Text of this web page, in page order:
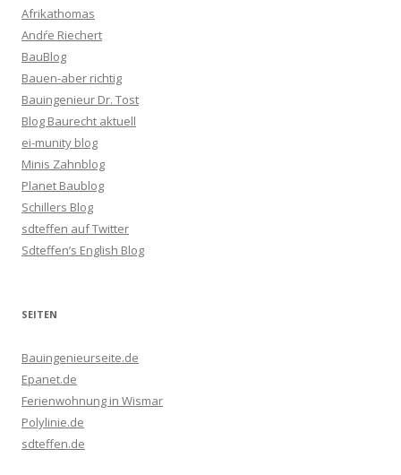
Afrikathomas
Andŕe Riechert
BauBlog
Bauen-aber richtig
Bauingenieur Dr. Tost
Blog Baurecht aktuell
ei-munity blog
Minis Zahnblog
Planet Baublog
Schillers Blog
sdteffen auf Twitter
Sdteffen’s English Blog
SEITEN
Bauingenieurseite.de
Epanet.de
Ferienwohnung in Wismar
Polylinie.de
sdteffen.de